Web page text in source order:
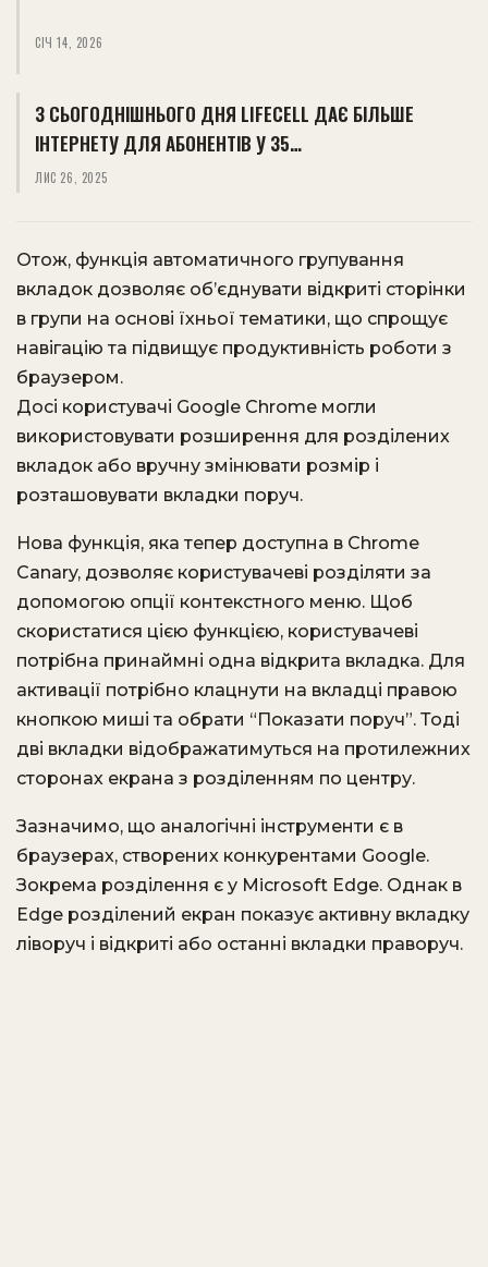
СІЧ 14, 2026
З СЬОГОДНІШНЬОГО ДНЯ LIFECELL ДАЄ БІЛЬШЕ
ІНТЕРНЕТУ ДЛЯ АБОНЕНТІВ У 35…
ЛИС 26, 2025
Отож, функція автоматичного групування
вкладок дозволяє об’єднувати відкриті сторінки
в групи на основі їхньої тематики, що спрощує
навігацію та підвищує продуктивність роботи з
браузером.
Досі користувачі Google Chrome могли
використовувати розширення для розділених
вкладок або вручну змінювати розмір і
розташовувати вкладки поруч.
Нова функція, яка тепер доступна в Chrome
Canary, дозволяє користувачеві розділяти за
допомогою опції контекстного меню. Щоб
скористатися цією функцією, користувачеві
потрібна принаймні одна відкрита вкладка. Для
активації потрібно клацнути на вкладці правою
кнопкою миші та обрати “Показати поруч”. Тоді
дві вкладки відображатимуться на протилежних
сторонах екрана з розділенням по центру.
Зазначимо, що аналогічні інструменти є в
браузерах, створених конкурентами Google.
Зокрема розділення є у Microsoft Edge. Однак в
Edge розділений екран показує активну вкладку
ліворуч і відкриті або останні вкладки праворуч.